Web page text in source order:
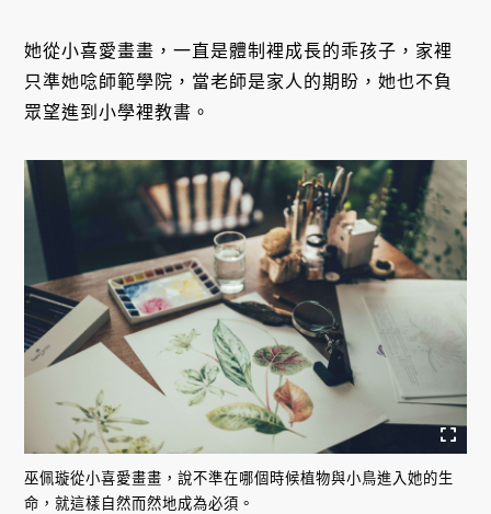
她從小喜愛畫畫，一直是體制裡成長的乖孩子，家裡
只準她唸師範學院，當老師是家人的期盼，她也不負
眾望進到小學裡教書。
巫佩璇從小喜愛畫畫，說不準在哪個時候植物與小鳥進入她的生
命，就這樣自然而然地成為必須。